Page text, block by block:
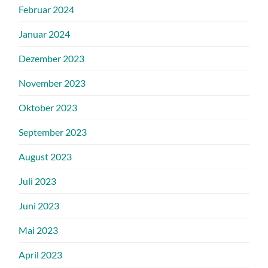
Februar 2024
Januar 2024
Dezember 2023
November 2023
Oktober 2023
September 2023
August 2023
Juli 2023
Juni 2023
Mai 2023
April 2023